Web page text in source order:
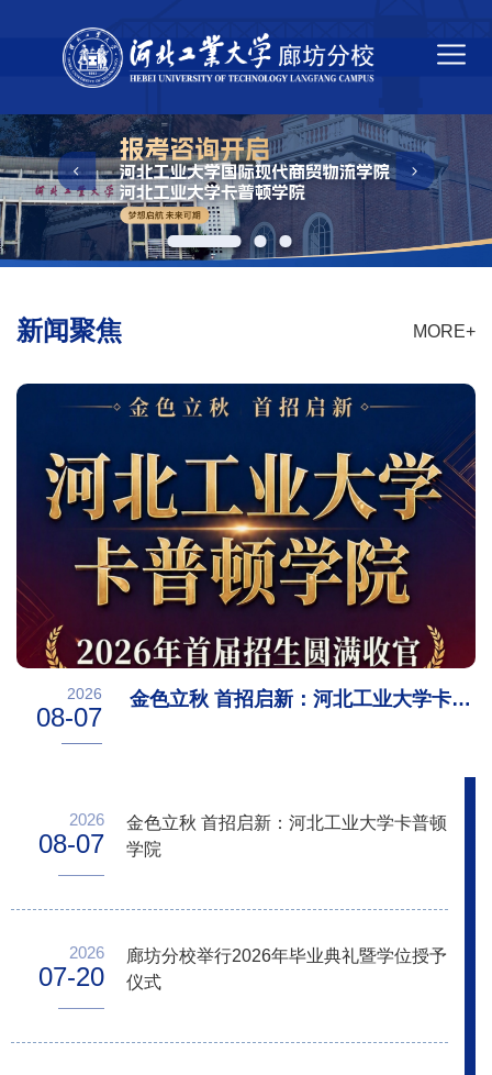
MORE+
新闻聚焦
2026
08-07
金色立秋 首招启新：河北工业大学卡普
2026
08-07
金色立秋 首招启新：河北工业大学卡普顿
学院
2026
07-20
廊坊分校举行2026年毕业典礼暨学位授予
仪式